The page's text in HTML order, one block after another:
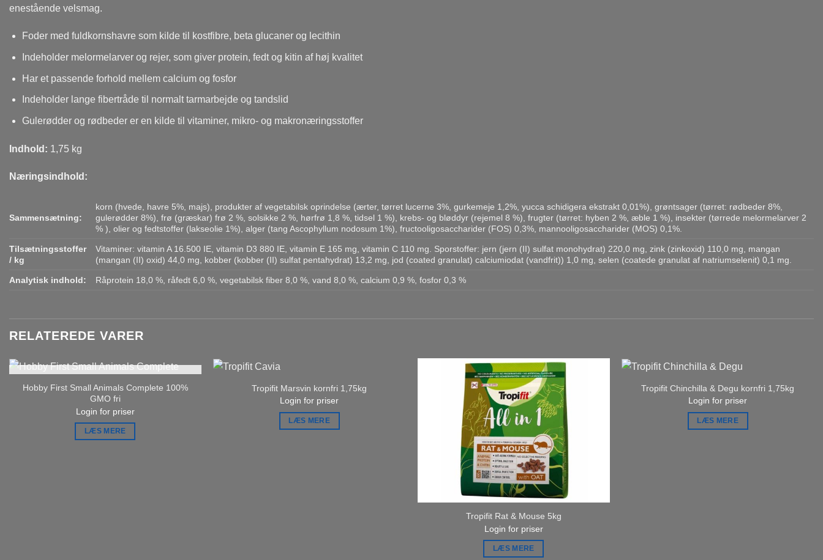
enestående velsmag.
Foder med fuldkornshavre som kilde til kostfibre, beta glucaner og lecithin
Indeholder melormelarver og rejer, som giver protein, fedt og kitin af høj kvalitet
Har et passende forhold mellem calcium og fosfor
Indeholder lange fibertråde til normalt tarmarbejde og tandslid
Gulerødder og rødbeder er en kilde til vitaminer, mikro- og makronæringsstoffer
Indhold: 1,75 kg
Næringsindhold:
Sammensætning:
korn (hvede, havre 5%, majs), produkter af vegetabilsk oprindelse (ærter, tørret lucerne 3%, gurkemeje 1,2%, yucca schidigera ekstrakt 0,01%), grøntsager (tørret: rødbeder 8%,
gulerødder 8%), frø (græskar) frø 2 %, solsikke 2 %, hørfrø 1,8 %, tidsel 1 %), krebs- og bløddyr (rejemel 8 %), frugter (tørret: hyben 2 %, æble 1 %), insekter (tørrede melormelarver 2
% ), olier og fedtstoffer (lakseolie 1%), alger (tang Ascophyllum nodosum 1%), fructooligosaccharider (FOS) 0,3%, mannooligosaccharider (MOS) 0,1%.
Tilsætningsstoffer
/ kg
Vitaminer: vitamin A 16.500 IE, vitamin D3 880 IE, vitamin E 165 mg, vitamin C 110 mg. Sporstoffer: jern (jern (II) sulfat monohydrat) 220,0 mg, zink (zinkoxid) 110,0 mg, mangan
(mangan (II) oxid) 44,0 mg, kobber (kobber (II) sulfat pentahydrat) 13,2 mg, jod (coated granulat) calciumiodat (vandfrit)) 1,0 mg, selen (coatede granulat af natriumselenit) 0,1 mg.
Analytisk indhold: Råprotein 18,0 %, råfedt 6,0 %, vegetabilsk fiber 8,0 %, vand 8,0 %, calcium 0,9 %, fosfor 0,3 %
RELATEREDE VARER
IKKE PÅ LAGER
Hobby First Small Animals Complete 100%
GMO fri
Login for priser
LÆS MERE
Tropifit Marsvin kornfri 1,75kg
Login for priser
LÆS MERE
Tropifit Rat & Mouse 5kg
Login for priser
LÆS MERE
Tropifit Chinchilla & Degu kornfri 1,75kg
Login for priser
LÆS MERE